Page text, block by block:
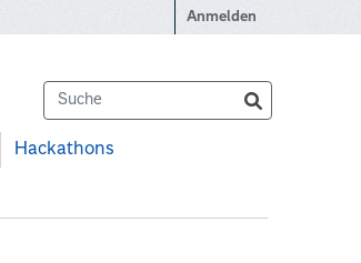
Anmelden
Hackathons